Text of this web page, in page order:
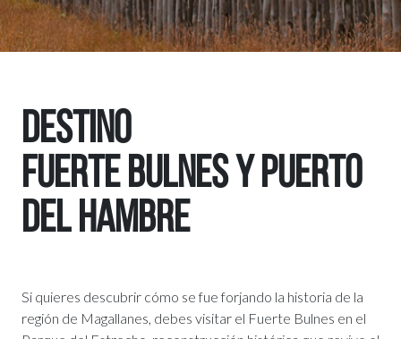
DESTINO
FUERTE BULNES Y PUERTO
DEL HAMBRE
Si quieres descubrir cómo se fue forjando la historia de la
región de Magallanes, debes visitar el Fuerte Bulnes en el